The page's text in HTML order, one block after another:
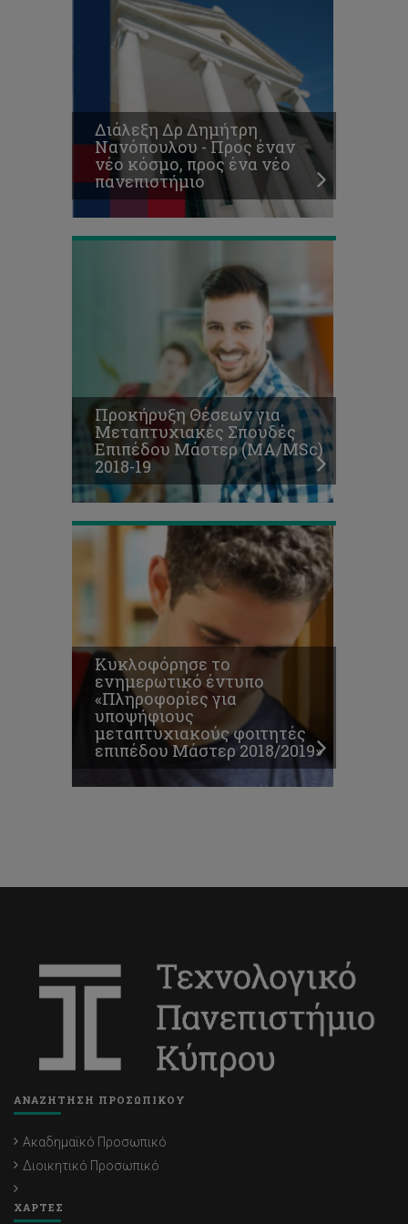
Διάλεξη Δρ Δημήτρη
Νανόπουλου - Προς έναν
νέο κόσμο, προς ένα νέο
πανεπιστήμιο
Προκήρυξη
Μεταπτυχιακές
Σπουδές
Επιπέδου
Μάστερ
(ΜΑ/MSc)
2018-
19
Προκήρυξη Θέσεων για
Μεταπτυχιακές Σπουδές
Επιπέδου Μάστερ (ΜΑ/MSc)
2018-19
Κυκλοφόρησε
ενημερωτικό
«Πληροφορίες
για
υποψήφιους
μεταπτυχιακούς
φοιτητές
επιπέδου
Μάστερ
2018/2019»
Κυκλοφόρησε το
ενημερωτικό έντυπο
«Πληροφορίες για
υποψήφιους
μεταπτυχιακούς φοιτητές
επιπέδου Μάστερ 2018/2019»
ΑΝΑΖΗΤΗΣΗ ΠΡΟΣΩΠΙΚΟΥ
Ακαδημαϊκό Προσωπικό
Διοικητικό Προσωπικό
ΧΑΡΤΕΣ